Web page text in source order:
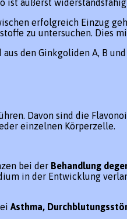
äußerst
erfolgreich Einzug
zu untersuchen. Dies
den Ginkgoliden A, B
Davon sind die
einzelnen Körperzelle.
bei der Behandlung
in der Entwicklung
Asthma,